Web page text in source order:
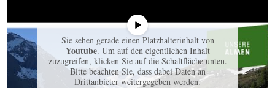
Sie sehen gerade einen Platzhalterinhalt von
Youtube. Um auf den eigentlichen Inhalt
zuzugreifen, klicken Sie auf die Schaltfläche unten.
Bitte beachten Sie, dass dabei Daten an
Drittanbieter weitergegeben werden.